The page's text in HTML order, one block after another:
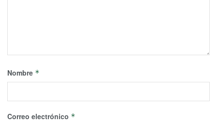
Nombre *
Correo electrónico *